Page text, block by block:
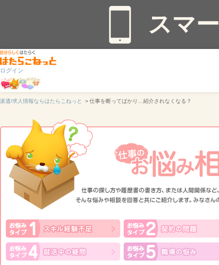
スマ
ログイン
派遣/求人情報ならはたらこねっと > 仕事を断ってばかり…紹介されなくなる？